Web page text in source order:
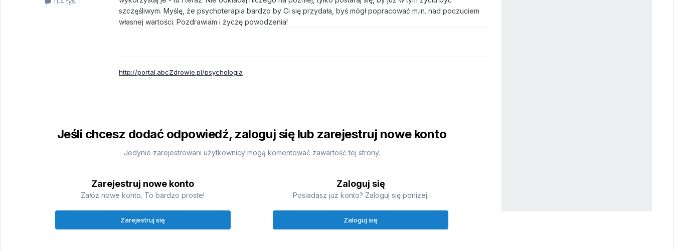
szczęśliwym. Myślę, że psychoterapia bardzo by Ci się przydała, byś mógł popracować m.in. nad poczuciem
własnej wartości. Pozdrawiam i życzę powodzenia!
http://portal.abcZdrowie.pl/psychologia
Jeśli chcesz dodać odpowiedź, zaloguj się lub zarejestruj nowe konto
Jedynie zarejestrowani użytkownicy mogą komentować zawartość tej strony.
Zarejestruj nowe konto
Załóż nowe konto. To bardzo proste!
Zarejestruj się
Zaloguj się
Posiadasz już konto? Zaloguj się poniżej.
Zaloguj się